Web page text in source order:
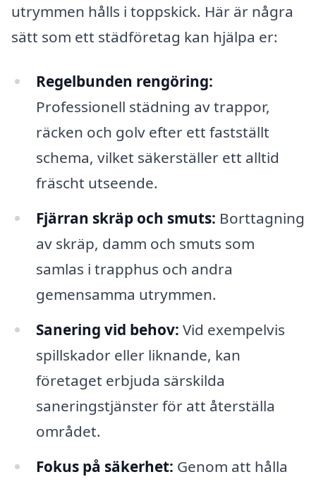
utrymmen hålls i toppskick. Här är några
sätt som ett städföretag kan hjälpa er:
Regelbunden rengöring:
Professionell städning av trappor,
räcken och golv efter ett fastställt
schema, vilket säkerställer ett alltid
fräscht utseende.
Fjärran skräp och smuts: Borttagning
av skräp, damm och smuts som
samlas i trapphus och andra
gemensamma utrymmen.
Sanering vid behov: Vid exempelvis
spillskador eller liknande, kan
företaget erbjuda särskilda
saneringstjänster för att återställa
området.
Fokus på säkerhet: Genom att hålla